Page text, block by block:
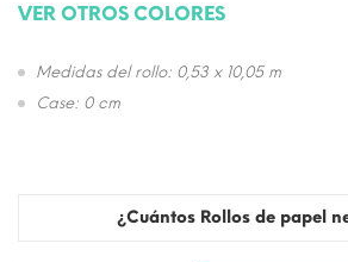
VER OTROS COLORES
Medidas del rollo: 0,53 x 10,05 m
Case: 0 cm
¿Cuántos Rollos de papel